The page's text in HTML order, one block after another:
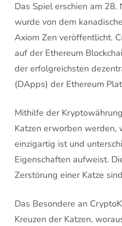
Das Spiel erschien am
wurde von dem
Axiom Zen veröffentlicht.
auf der Ethereum
der erfolgreichsten
(DApps) der Ethereum
Mithilfe der
Katzen erworben werden,
einzigartig ist und
Eigenschaften aufweist.
Zerstörung einer Katze
Das Besondere an
Kreuzen der Katzen,